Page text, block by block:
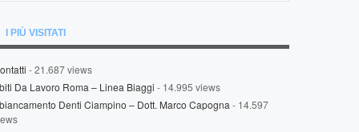
I PIÙ VISITATI
- 21.687 views
Da Lavoro Roma – Linea Biaggi - 14.995 views
Denti Ciampino – Dott. Marco Capogna - 14.597